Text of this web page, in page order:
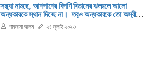
সন্ধ্যা নামছে, আশপাশের বিপণি বিতানের ঝলমলে আলো
অন্ধকারকে স্থান দিচ্ছে না। তবুও অন্ধকারকে তো অস্বীকার
করা চলে না। আজ এই সন্ধ্যায় আমি উপলব্ধি করলাম, আমাদের
জীবনটাও এমন, চারপাশের কৃত্রিম আলো দিয়ে আমরা
শানজানা আলম ২৪ জুলাই ২০২৩